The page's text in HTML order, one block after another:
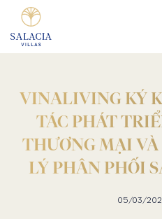
nội
VINALIVING KÝ
TÁC PHÁT
THƯƠNG MẠI
LÝ PHÂN PHỐI
05/03/